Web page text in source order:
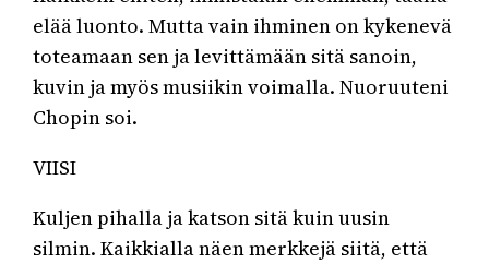
elää luonto. Mutta vain ihminen on kykenevä
toteamaan sen ja levittämään sitä sanoin,
kuvin ja myös musiikin voimalla. Nuoruuteni
Chopin soi.
VIISI
Kuljen pihalla ja katson sitä kuin uusin
silmin. Kaikkialla näen merkkejä siitä, että